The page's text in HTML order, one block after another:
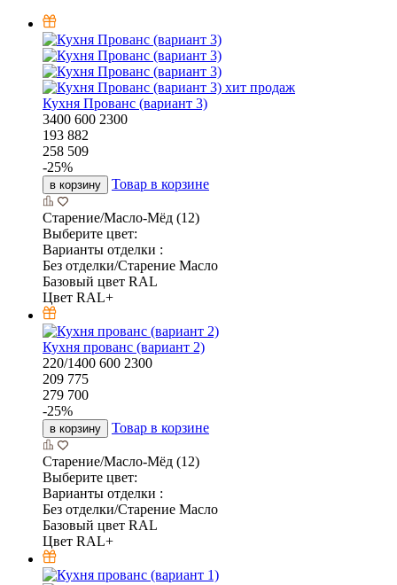
хит продаж
Кухня Прованс (вариант 3)
3400 600 2300
193 882
258 509
-25%
в корзину Товар в корзине
Старение/Масло-Мёд (12)
Выберите цвет:
Варианты отделки :
Без отделки/Старение Масло
Базовый цвет RAL
Цвет RAL+
Кухня прованс (вариант 2)
220/1400 600 2300
209 775
279 700
-25%
в корзину Товар в корзине
Старение/Масло-Мёд (12)
Выберите цвет:
Варианты отделки :
Без отделки/Старение Масло
Базовый цвет RAL
Цвет RAL+